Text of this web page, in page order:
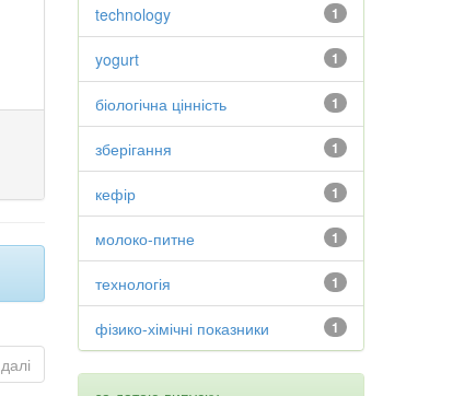
далі
1
technology
1
yogurt
1
біологічна цінність
1
зберігання
1
кефір
1
молоко-питне
1
технологія
1
фізико-хімічні показники